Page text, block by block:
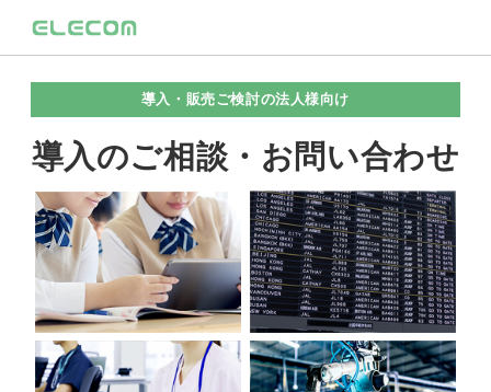
導入・販売ご検討の法人様向け
導入のご相談・お問い合わせ